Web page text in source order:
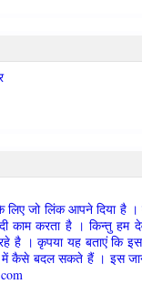
जो लिंक आपने दिया है ।
करता है । किन्तु हम
है । कृपया यह बताएं कि
कैसे बदल सकते हैं । इस